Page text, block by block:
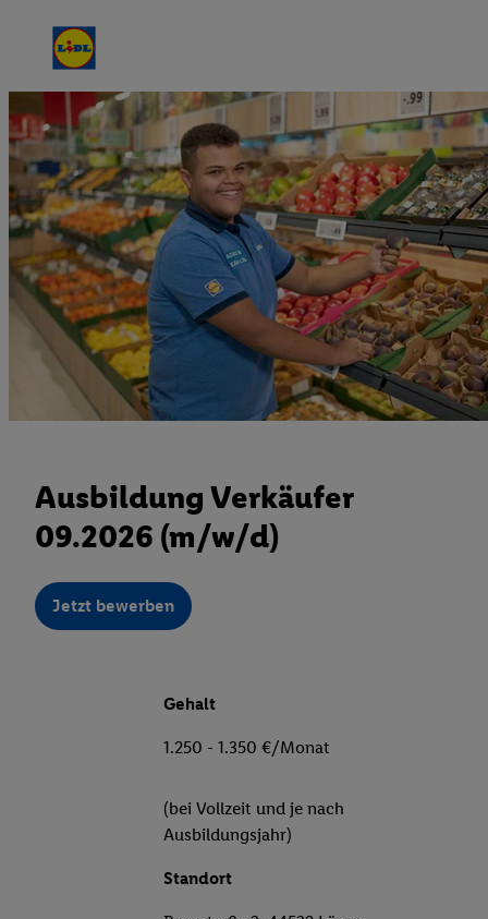
Ausbildung Verkäufer
09.2026 (m/w/d)
Jetzt bewerben
Gehalt
1.250 - 1.350 €/Monat
(bei Vollzeit und je nach
Ausbildungsjahr)
Standort